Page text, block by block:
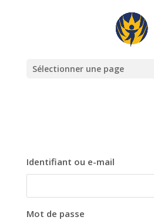
Sélectionner une page
Identifiant ou e-mail
Mot de passe